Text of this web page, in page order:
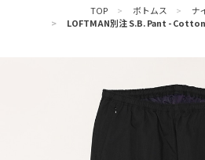
TOP > ボトムス >
ナ
>
LOFTMAN別注 S.B. Pant -